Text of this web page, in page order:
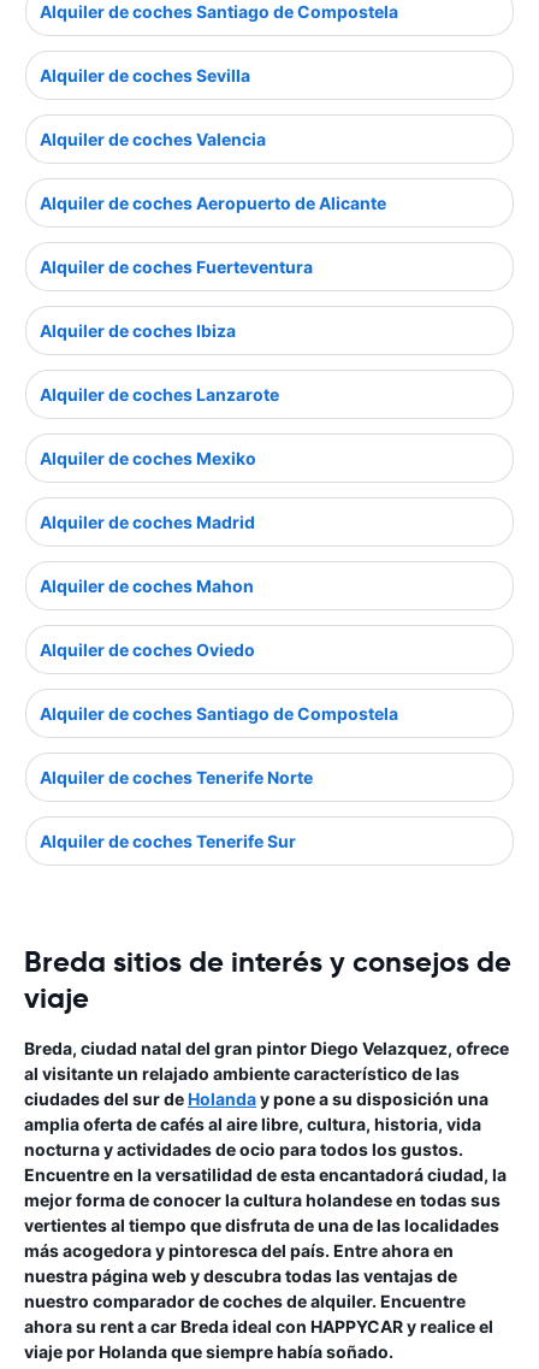
Alquiler de coches Santiago de Compostela
Alquiler de coches Sevilla
Alquiler de coches Valencia
Alquiler de coches Aeropuerto de Alicante
Alquiler de coches Fuerteventura
Alquiler de coches Ibiza
Alquiler de coches Lanzarote
Alquiler de coches Mexiko
Alquiler de coches Madrid
Alquiler de coches Mahon
Alquiler de coches Oviedo
Alquiler de coches Santiago de Compostela
Alquiler de coches Tenerife Norte
Alquiler de coches Tenerife Sur
Breda sitios de interés y consejos de
viaje
Breda, ciudad natal del gran pintor Diego Velazquez, ofrece
al visitante un relajado ambiente característico de las
ciudades del sur deHolanday pone a su disposición una
amplia oferta de cafés al aire libre, cultura, historia, vida
nocturna y actividades de ocio para todos los gustos.
Encuentre en la versatilidad de esta encantadorá ciudad, la
mejor forma de conocer la cultura holandese en todas sus
vertientes al tiempo que disfruta de una de las localidades
más acogedora y pintoresca del país. Entre ahora en
nuestra página web y descubra todas las ventajas de
nuestro comparador de coches de alquiler. Encuentre
ahora su rent a car Breda ideal con HAPPYCAR y realice el
viaje por Holanda que siempre había soñado.